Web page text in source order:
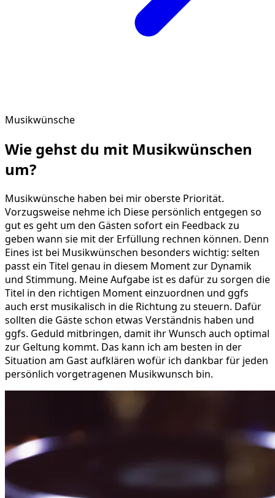
Musikwünsche
Wie gehst du mit Musikwünschen
um?
Musikwünsche haben bei mir oberste Priorität.
Vorzugsweise nehme ich Diese persönlich entgegen so
gut es geht um den Gästen sofort ein Feedback zu
geben wann sie mit der Erfüllung rechnen können. Denn
Eines ist bei Musikwünschen besonders wichtig: selten
passt ein Titel genau in diesem Moment zur Dynamik
und Stimmung. Meine Aufgabe ist es dafür zu sorgen die
Titel in den richtigen Moment einzuordnen und ggfs
auch erst musikalisch in die Richtung zu steuern. Dafür
sollten die Gäste schon etwas Verständnis haben und
ggfs. Geduld mitbringen, damit ihr Wunsch auch optimal
zur Geltung kommt. Das kann ich am besten in der
Situation am Gast aufklären wofür ich dankbar für jeden
persönlich vorgetragenen Musikwunsch bin.